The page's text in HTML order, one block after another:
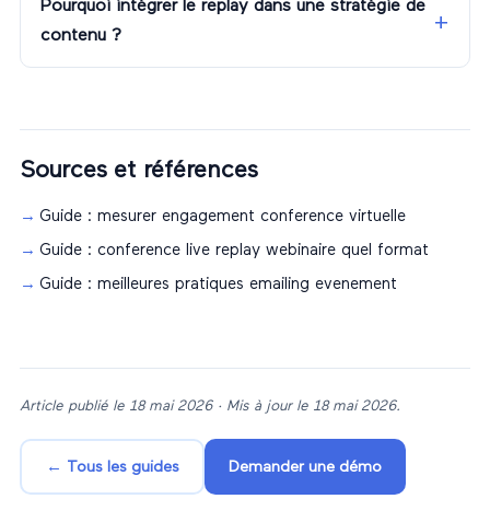
Pourquoi intégrer le replay dans une stratégie de
contenu ?
Sources et références
Guide : mesurer engagement conference virtuelle
Guide : conference live replay webinaire quel format
Guide : meilleures pratiques emailing evenement
Article publié le 18 mai 2026· Mis à jour le 18 mai 2026.
← Tous les guides Demander une démo